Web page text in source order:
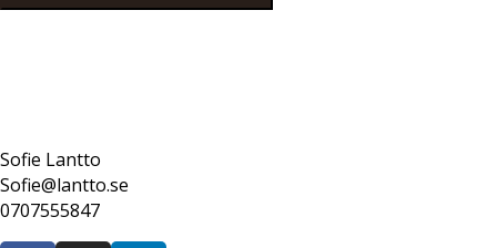
Sofie Lantto
Sofie@lantto.se
0707555847